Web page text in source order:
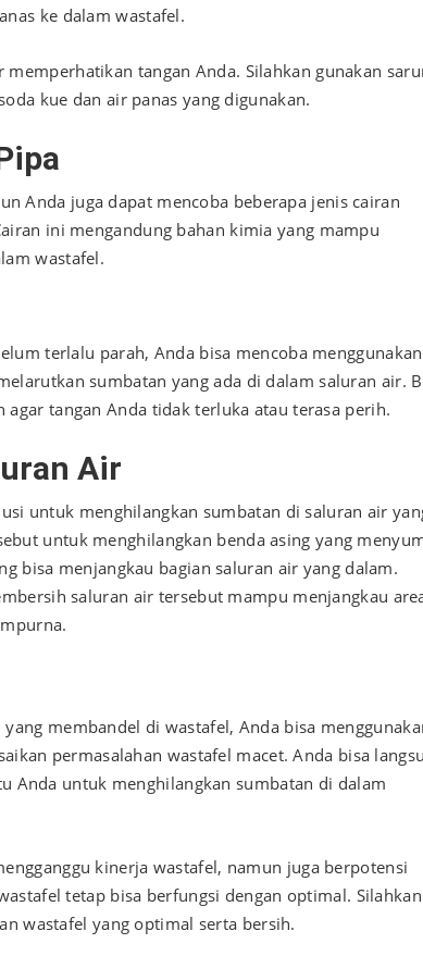
ke dalam wastafel.
tangan Anda. Silahkan gunakan
kue dan air panas yang digunakan.
Anda juga dapat mencoba beberapa jenis cairan
ini mengandung bahan kimia yang mampu
wastafel.
terlalu parah, Anda bisa mencoba menggunakan
sumbatan yang ada di dalam saluran air.
tangan Anda tidak terluka atau terasa perih.
Air
untuk menghilangkan sumbatan di saluran air
untuk menghilangkan benda asing yang
bisa menjangkau bagian saluran air yang dalam.
saluran air tersebut mampu menjangkau
membandel di wastafel, Anda bisa
permasalahan wastafel macet. Anda bisa
Anda untuk menghilangkan sumbatan di dalam
kinerja wastafel, namun juga berpotensi
tetap bisa berfungsi dengan optimal. Silahkan
wastafel yang optimal serta bersih.